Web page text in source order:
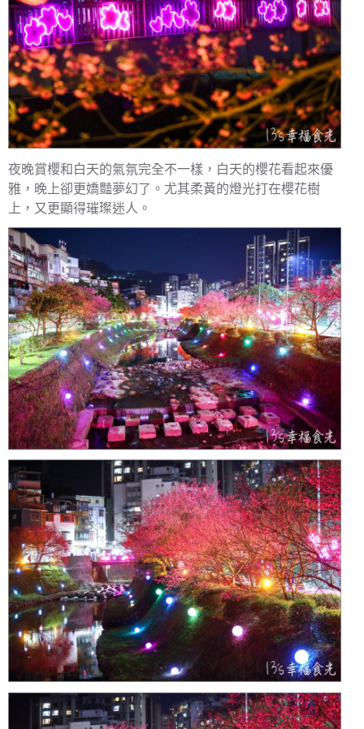
夜晚賞櫻和白天的氣氛完全不一樣，白天的櫻花看起來優
雅，晚上卻更嬌豔夢幻了。尤其柔黃的燈光打在櫻花樹
上，又更顯得璀璨迷人。